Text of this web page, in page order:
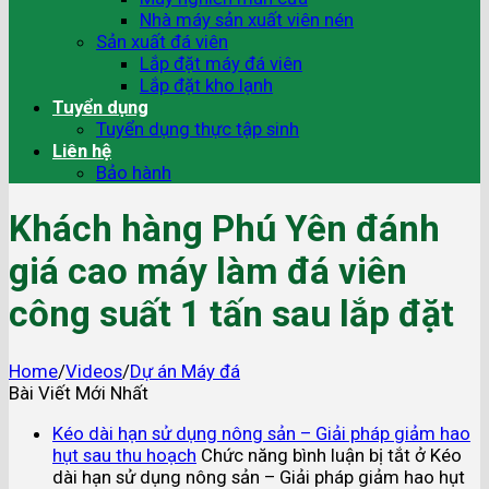
Nhà máy sản xuất viên nén
Sản xuất đá viên
Lắp đặt máy đá viên
Lắp đặt kho lạnh
Tuyển dụng
Tuyển dụng thực tập sinh
Liên hệ
Bảo hành
Khách hàng Phú Yên đánh
giá cao máy làm đá viên
công suất 1 tấn sau lắp đặt
Home/Videos/Dự án Máy đá
Bài Viết Mới Nhất
Kéo dài hạn sử dụng nông sản – Giải pháp giảm hao
hụt sau thu hoạch Chức năng bình luận bị tắt ở Kéo
dài hạn sử dụng nông sản – Giải pháp giảm hao hụt